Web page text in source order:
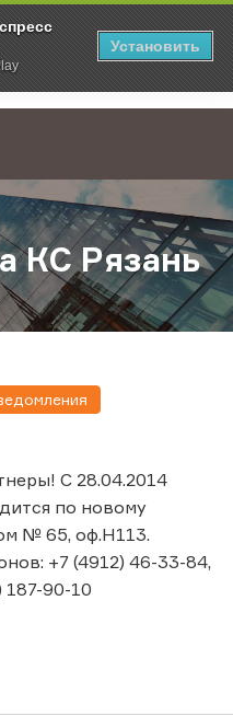
Установить
Переезд офиса КС Рязань
КС Рязань
С 28.04.2014
по новому
№ 65, оф.Н113.
+7 (4912) 46-33-84,
187-90-10